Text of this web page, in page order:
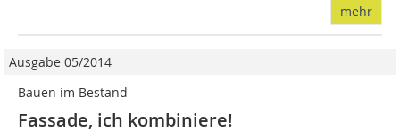
mehr
Ausgabe 05/2014
Bauen im Bestand
Fassade, ich kombiniere!